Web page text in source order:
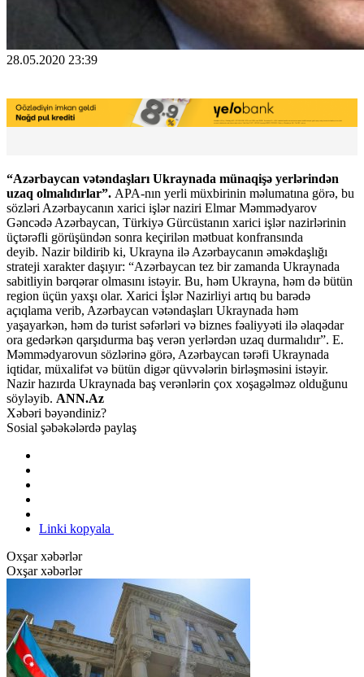
28.05.2020 23:39
“Azərbaycan vətəndaşları Ukraynada münaqişə yerlərindən
uzaq olmalıdırlar”. APA-nın yerli müxbirinin məlumatına görə, bu
sözləri Azərbaycanın xarici işlər naziri Elmar Məmmədyarov
Gəncədə Azərbaycan, Türkiyə Gürcüstanın xarici işlər nazirlərinin
üçtərəfli görüşündən sonra keçirilən mətbuat konfransında
deyib. Nazir bildirib ki, Ukrayna ilə Azərbaycanın əməkdaşlığı
strateji xarakter daşıyır: “Azərbaycan tez bir zamanda Ukraynada
sabitliyin bərqərar olmasını istəyir. Bu, həm Ukrayna, həm də bütün
region üçün yaxşı olar. Xarici İşlər Nazirliyi artıq bu barədə
açıqlama verib, Azərbaycan vətəndaşları Ukraynada həm
yaşayarkən, həm də turist səfərləri və biznes fəaliyyəti ilə əlaqədar
ora gedərkən qarşıdurma baş verən yerlərdən uzaq durmalıdır”. E.
Məmmədyarovun sözlərinə görə, Azərbaycan tərəfi Ukraynada
iqtidar, müxalifət və bütün digər qüvvələrin birləşməsini istəyir.
Nazir hazırda Ukraynada baş verənlərin çox xoşagəlməz olduğunu
söyləyib. ANN.Az
Xəbəri bəyəndiniz?
Sosial şəbəkələrdə paylaş
Linki kopyala
Oxşar xəbərlər
Oxşar xəbərlər